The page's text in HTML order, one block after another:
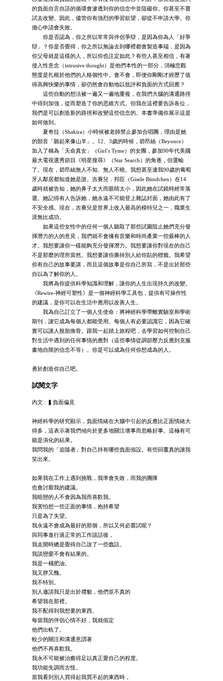
的負面自言自語的循環會滲透到你的信念中並阻礙你。你甚至不嘗
試去改變。因此，儘管你有強烈的學習欲望，卻從不申請大學。你
擔心申請會失敗。
你是否認為，你之所以常常與伴侶爭辯，是因為你為人「好爭
辯」？你是否覺得，你之所以無論去到哪裡都會製造事端，是因為
你父母就是這樣的人，所以你也注定如此？有些人甚至相信，有著
侵入性意念（intrusive thought）是他們本性的一部分，消極悲觀
態度是扎根於他們的人格個性中。會不會，即便你剛剛才經歷了值
得高興快樂的事情，卻仍然會自動地以批評和負面的方式回應？
這些自動的想法被一遍又一遍地重複，在我們大腦的溝通路徑
中得到加強，從而塑造了你的思維方式。但我在這裡要告訴各位，
我們是可以創造新的路徑和改變這些信念的。本書準備你展示這是
如何做到。
夏奇拉（Shakira）小時候被老師禁止參加合唱團，理由是她
的顫音「聽起來像山羊」。12、3歲的時候，碧昂絲（Beyonce）
加入了稱為「天命真女」（Girl’s Tyme）的女團，參加90年代美國
最大電視選秀節目《明星搜尋》（Star Search）的角逐，但選輸
了。現在，碧昂絲無人不知、無人不曉。我想甚至連我90歲的葡萄
牙人鄰居都知道她是誰。吉賽兒．邦臣（Gisele Bündchen）在14
歲時就被告知，她的鼻子太大而眼睛太小，因此她在試鏡時經常落
選。她記得有人告訴她，她永遠不可能登上雜誌封面，她由此有了
不安全感。現在，吉賽兒是世界上收入最高的模特兒之一，職業生
涯無比成功。
如果這些女性中的任何一個人聽取了那些試圖阻止她們充分發
揮潛力的人的意見，我們就不會擁有音樂和時尚產業一些最棒的人
才。我想要讓你一樣能夠充分發揮潛力。我想要讓你對現在的自己
不是那麼的理所當然。我想要讓你撕掉別人給你貼的標籤。我希望
你有自己的故事要講，而且這個故事是你自己所寫，不是出於那些
自以為了解你的人。
我將為你提供科學知識和理解，讓你的人生出現持久的改變。
《Rewire-神經可塑性》是一個神經科學工具包，提供有可操作性
的建議，是你可以在生活中應用以改善人生。
我為自己訂立了一個人生使命：將神經科學帶離實驗室和學術
期刊，讓它成為每個人都能受用。每個人有必要認識它，因為它確
實可以讓人脫胎換骨。跟我一起踏上旅程吧，去學習如何控制自己
對生活中遇到的任何事情的應對（這些事情從調節壓力反應到克服
畫地自限的信念不等）。你是可以成為任何你想成為的人。
勇於創造你自己吧。
試閱文字
內文 : ▍負面偏見
神經科學的研究顯示，負面情緒在大腦中引起的反應比正面情緒大
得多，這表示著我們傾向於更多地關注壞事而忽略好事。這極有可
能是演化的結果。
我問我的「追隨者」對自己持有哪些負面假設。有些回覆真的讓我
笑出來。
如果我在工作上遇到挑戰，我準會失敗，而我的團隊
也會討厭我的建議。
我暗戀的人不會因為我而喜歡我。
我害怕想一些正面的事情，抱持希望
只是為了失望。
我永遠不會成為最好的那個，所以又何必嘗試呢？
與同事進行過正常的工作談話後，
我走開時總是覺得自己說了一些蠢話。
我談戀愛不會有結果的。
我是一桶肥油。
我又胖又醜。
我不特別。
別人邀請我只是出於禮貌，他們並不真的
希望我在那裡。
我不配得到我想要的東西。
每當我的伴侶心情不好，我就假定
他們出軌了。
較少的關注和溝通意謂著
他們不再喜歡我。
我永不可能被治癒得足以真正愛自己的程度。
我功能失調而古怪。
當我看到別人買得起我買不起的東西時，